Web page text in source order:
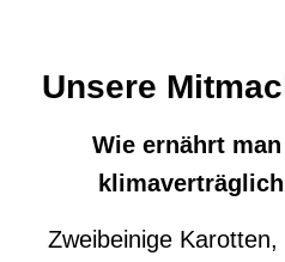
Unsere
Wie ernährt
Zweibeinige